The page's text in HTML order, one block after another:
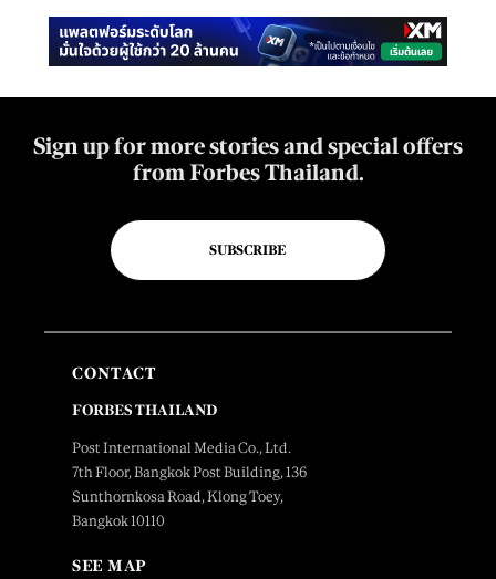
Sign up for more stories and special offers
from Forbes Thailand.
SUBSCRIBE
CONTACT
FORBES THAILAND
Post International Media Co., Ltd.
7th Floor, Bangkok Post Building, 136
Sunthornkosa Road, Klong Toey,
Bangkok 10110
SEE MAP